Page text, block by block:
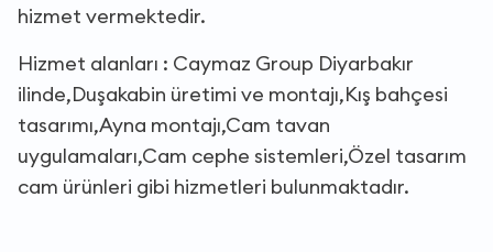
hizmet vermektedir.
Hizmet alanları : Caymaz Group Diyarbakır
ilinde,Duşakabin üretimi ve montajı,Kış bahçesi
tasarımı,Ayna montajı,Cam tavan
uygulamaları,Cam cephe sistemleri,Özel tasarım
cam ürünleri gibi hizmetleri bulunmaktadır.